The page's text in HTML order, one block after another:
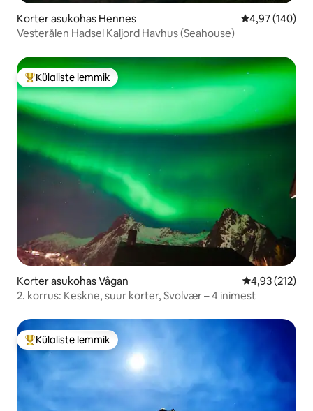
Korter asukohas Hennes Keskmine
4,97 (140)
Vesterålen Hadsel Kaljord Havhus (Seahouse)
Külaliste suur lemmik
Külaliste lemmik
Korter asukohas Vågan Keskmine
4,93 (212)
2. korrus: Keskne, suur korter, Svolvær – 4 inimest
Külaliste suur lemmik
Külaliste lemmik